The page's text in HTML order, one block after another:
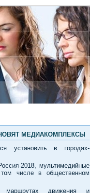
МЕДИАКОМПЛЕКСЫ
установить в городах-
2018, мультимедийные
числе в общественном
маршрутах движения и